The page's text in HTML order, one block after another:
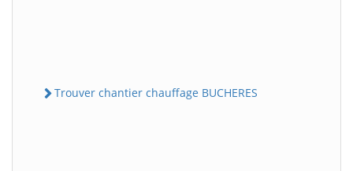
Trouver chantier chauffage BUCHERES